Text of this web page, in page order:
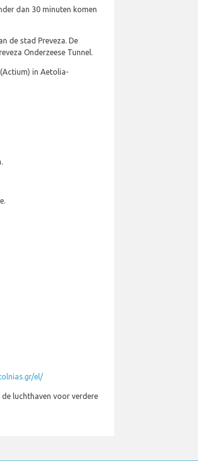
dan 30 minuten komen
de stad Preveza. De
Onderzeese Tunnel.
in Aetolia-
el/
luchthaven voor verdere